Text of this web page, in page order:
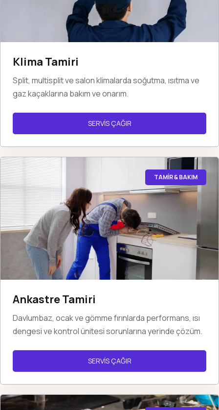
Klima Tamiri
Split, multisplit ve salon klimalarda soğutma, ısıtma ve
gaz kaçaklarına bakım ve onarım.
SERVİS ÇAĞIR
TAMİR & BAKIM
Ankastre Tamiri
Davlumbaz, ocak ve gömme fırınlarda performans, ısı
dengesi ve kontrol ünitesi sorunlarına yerinde çözüm.
SERVİS ÇAĞIR